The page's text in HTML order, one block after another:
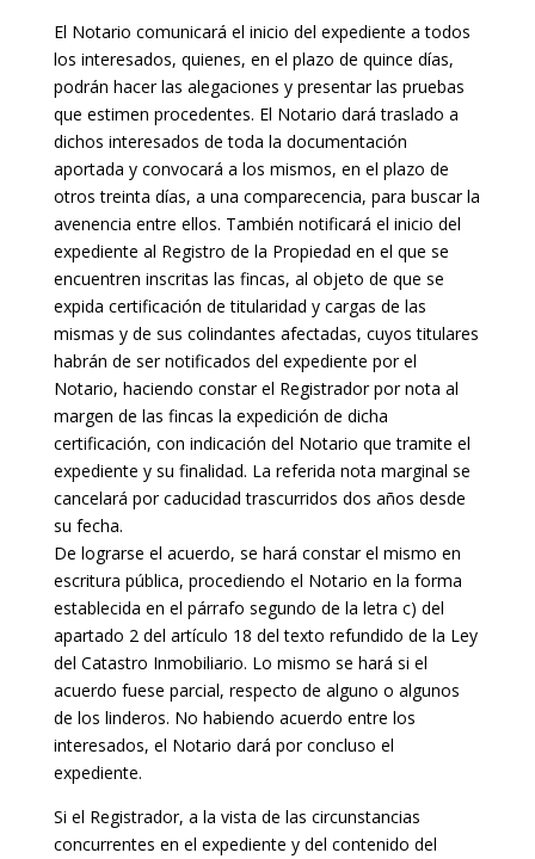
El Notario comunicará el inicio del expediente a todos
los interesados, quienes, en el plazo de quince días,
podrán hacer las alegaciones y presentar las pruebas
que estimen procedentes. El Notario dará traslado a
dichos interesados de toda la documentación
aportada y convocará a los mismos, en el plazo de
otros treinta días, a una comparecencia, para buscar la
avenencia entre ellos. También notificará el inicio del
expediente al Registro de la Propiedad en el que se
encuentren inscritas las fincas, al objeto de que se
expida certificación de titularidad y cargas de las
mismas y de sus colindantes afectadas, cuyos titulares
habrán de ser notificados del expediente por el
Notario, haciendo constar el Registrador por nota al
margen de las fincas la expedición de dicha
certificación, con indicación del Notario que tramite el
expediente y su finalidad. La referida nota marginal se
cancelará por caducidad trascurridos dos años desde
su fecha.
De lograrse el acuerdo, se hará constar el mismo en
escritura pública, procediendo el Notario en la forma
establecida en el párrafo segundo de la letra c) del
apartado 2 del artículo 18 del texto refundido de la Ley
del Catastro Inmobiliario. Lo mismo se hará si el
acuerdo fuese parcial, respecto de alguno o algunos
de los linderos. No habiendo acuerdo entre los
interesados, el Notario dará por concluso el
expediente.
Si el Registrador, a la vista de las circunstancias
concurrentes en el expediente y del contenido del